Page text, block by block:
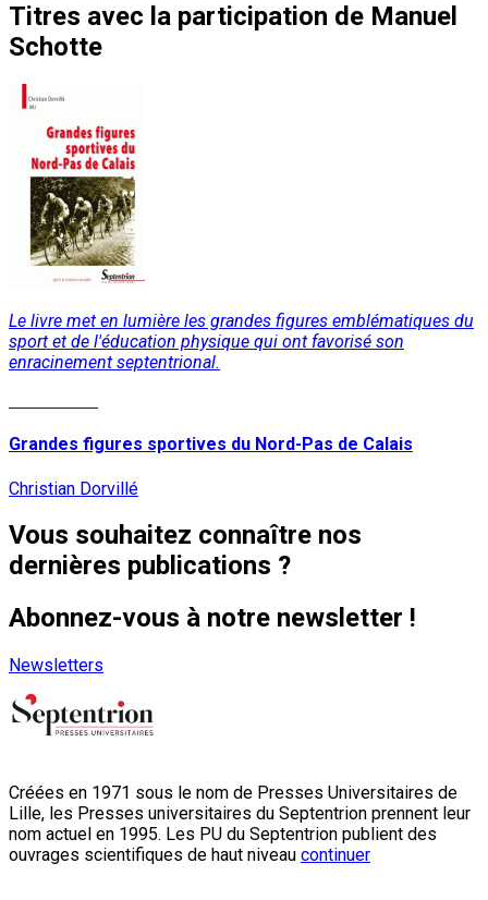
Titres avec la participation de Manuel
Schotte
Le livre met en lumière les grandes figures emblématiques du
sport et de l'éducation physique qui ont favorisé son
enracinement septentrional.
Grandes figures sportives du Nord-Pas de Calais
Christian Dorvillé
Vous souhaitez connaître nos
dernières publications ?
Abonnez-vous à notre newsletter !
Newsletters
Créées en 1971 sous le nom de Presses Universitaires de
Lille, les Presses universitaires du Septentrion prennent leur
nom actuel en 1995. Les PU du Septentrion publient des
ouvrages scientifiques de haut niveau continuer